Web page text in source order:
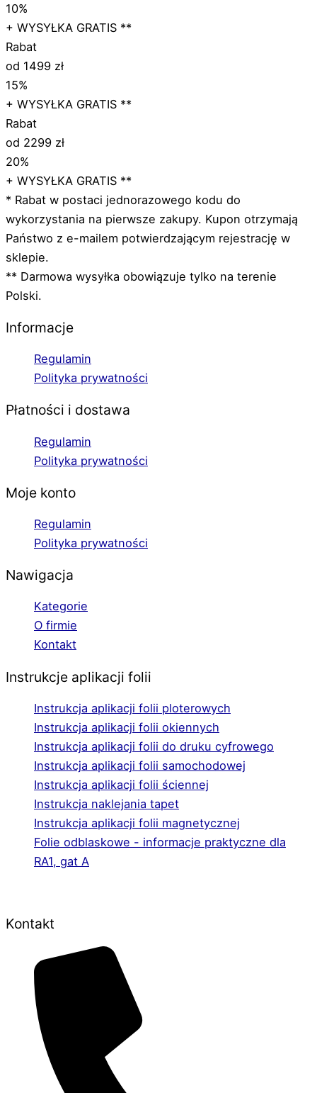
10%
+ WYSYŁKA GRATIS **
Rabat
od 1499 zł
15%
+ WYSYŁKA GRATIS **
Rabat
od 2299 zł
20%
+ WYSYŁKA GRATIS **
* Rabat w postaci jednorazowego kodu do
wykorzystania na pierwsze zakupy. Kupon otrzymają
Państwo z e-mailem potwierdzającym rejestrację w
sklepie.
** Darmowa wysyłka obowiązuje tylko na terenie
Polski.
Informacje
Regulamin
Polityka prywatności
Płatności i dostawa
Regulamin
Polityka prywatności
Moje konto
Regulamin
Polityka prywatności
Nawigacja
Kategorie
O firmie
Kontakt
Instrukcje aplikacji folii
Instrukcja aplikacji folii ploterowych
Instrukcja aplikacji folii okiennych
Instrukcja aplikacji folii do druku cyfrowego
Instrukcja aplikacji folii samochodowej
Instrukcja aplikacji folii ściennej
Instrukcja naklejania tapet
Instrukcja aplikacji folii magnetycznej
Folie odblaskowe - informacje praktyczne dla
RA1, gat A
Kontakt